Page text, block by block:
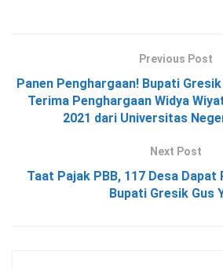
Previous Post
Panen Penghargaan! Bupati
Terima Penghargaan Widya
2021 dari Universitas
Next Post
Taat Pajak PBB, 117 Desa
Bupati Gresik Gus